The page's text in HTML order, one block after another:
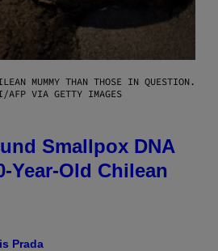
MUMMY THAN THOSE IN QUESTION.
AFP VIA GETTY IMAGES
Smallpox DNA
Year-Old Chilean
Prada